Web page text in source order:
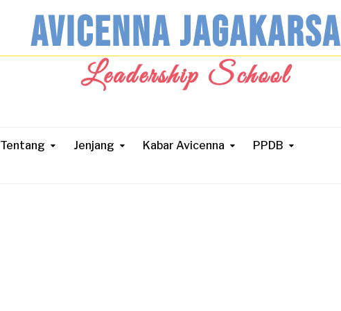
AVICENNA JAGAKARSA
Leadership School
Tentang Jenjang Kabar Avicenna PPDB